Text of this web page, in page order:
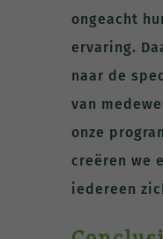
ongeacht
ervaring.
naar de
van
onze
creëren we
iedereen